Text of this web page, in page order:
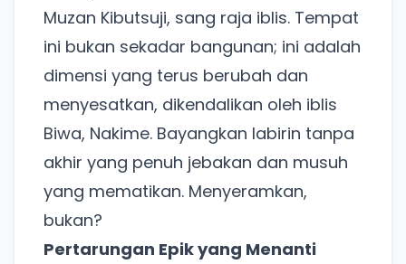
Muzan Kibutsuji, sang raja iblis. Tempat
ini bukan sekadar bangunan; ini adalah
dimensi yang terus berubah dan
menyesatkan, dikendalikan oleh iblis
Biwa, Nakime. Bayangkan labirin tanpa
akhir yang penuh jebakan dan musuh
yang mematikan. Menyeramkan,
bukan?
Pertarungan Epik yang Menanti